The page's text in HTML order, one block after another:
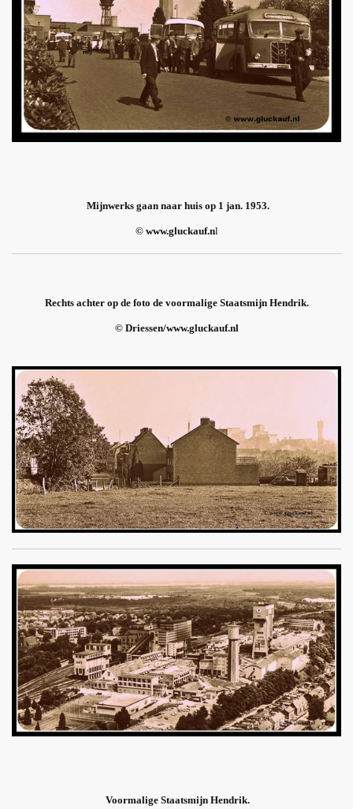
Mijnwerks gaan naar huis op 1 jan. 1953.
© www.gluckauf.nl
Rechts achter op de foto de voormalige Staatsmijn Hendrik.
© Driessen/www.gluckauf.nl
Voormalige Staatsmijn Hendrik.